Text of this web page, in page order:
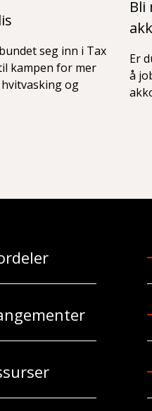
seg inn i Tax
kampen for mer
og
Bli
Er
å